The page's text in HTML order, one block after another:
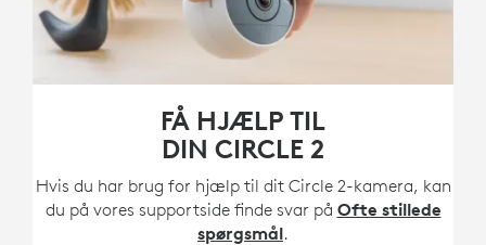
FÅ HJÆLP TIL
DIN CIRCLE 2
Hvis du har brug for hjælp til dit Circle 2-kamera, kan
du på vores supportside finde svar på Ofte stillede
spørgsmål.